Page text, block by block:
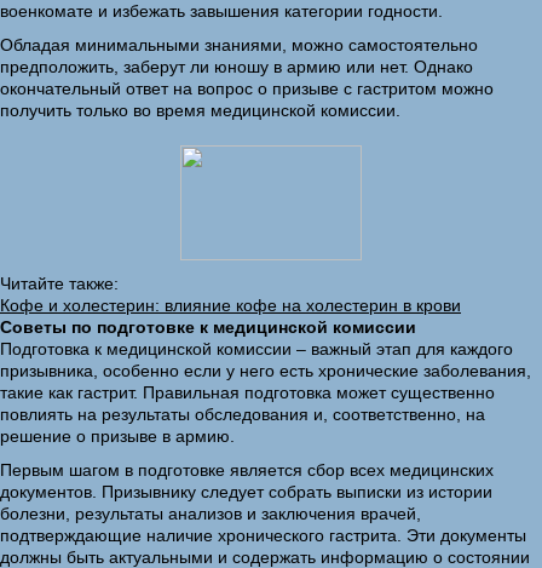
военкомате и избежать завышения категории годности.
Обладая минимальными знаниями, можно самостоятельно
предположить, заберут ли юношу в армию или нет. Однако
окончательный ответ на вопрос о призыве с гастритом можно
получить только во время медицинской комиссии.
Читайте также:
Кофе и холестерин: влияние кофе на холестерин в крови
Советы по подготовке к медицинской комиссии
Подготовка к медицинской комиссии – важный этап для каждого
призывника, особенно если у него есть хронические заболевания,
такие как гастрит. Правильная подготовка может существенно
повлиять на результаты обследования и, соответственно, на
решение о призыве в армию.
Первым шагом в подготовке является сбор всех медицинских
документов. Призывнику следует собрать выписки из истории
болезни, результаты анализов и заключения врачей,
подтверждающие наличие хронического гастрита. Эти документы
должны быть актуальными и содержать информацию о состоянии